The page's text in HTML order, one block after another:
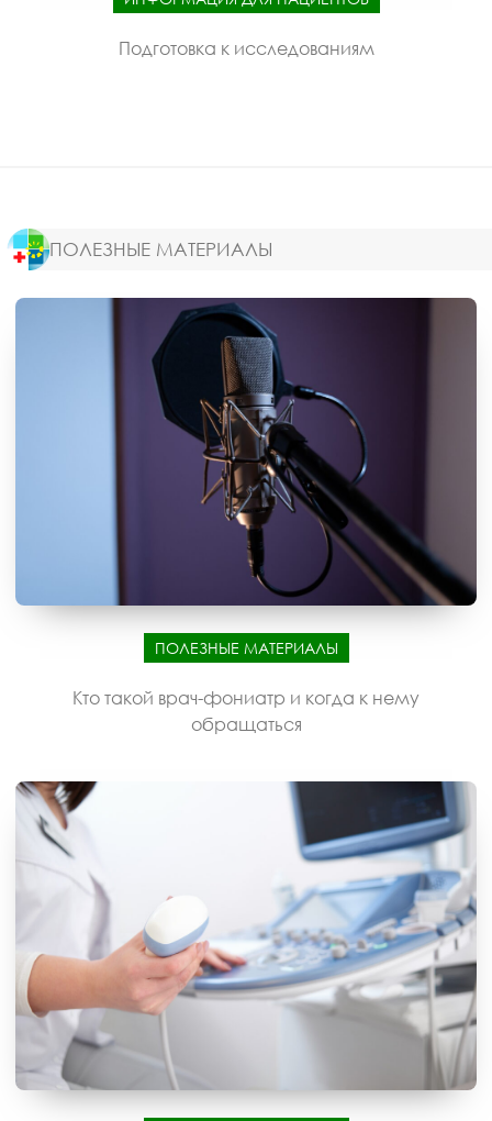
Подготовка к исследованиям
ПОЛЕЗНЫЕ МАТЕРИАЛЫ
ПОЛЕЗНЫЕ МАТЕРИАЛЫ
Кто такой врач-фониатр и когда к нему
обращаться